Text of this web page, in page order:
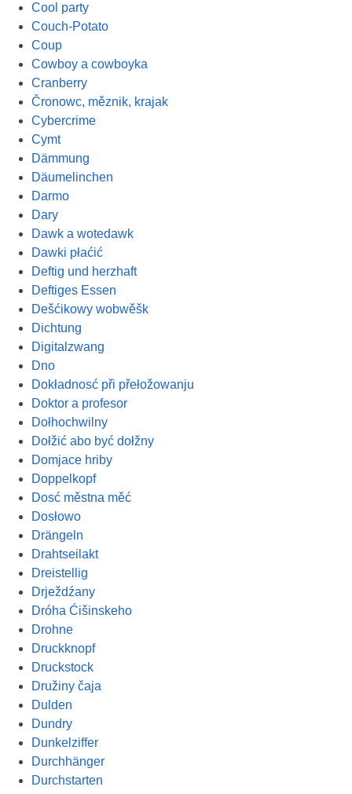
Cool party
Couch-Potato
Coup
Cowboy a cowboyka
Cranberry
Čronowc, měznik, krajak
Cybercrime
Cymt
Dämmung
Däumelinchen
Darmo
Dary
Dawk a wotedawk
Dawki płaćić
Deftig und herzhaft
Deftiges Essen
Dešćikowy wobwěšk
Dichtung
Digitalzwang
Dno
Dokładnosć při přełožowanju
Doktor a profesor
Dołhochwilny
Dołžić abo być dołžny
Domjace hriby
Doppelkopf
Dosć městna měć
Dosłowo
Drängeln
Drahtseilakt
Dreistellig
Drježdźany
Dróha Ćišinskeho
Drohne
Druckknopf
Druckstock
Družiny čaja
Dulden
Dundry
Dunkelziffer
Durchhänger
Durchstarten